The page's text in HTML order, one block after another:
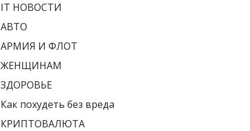
IT НОВОСТИ
АВТО
АРМИЯ И ФЛОТ
ЖЕНЩИНАМ
ЗДОРОВЬЕ
Как похудеть без вреда
КРИПТОВАЛЮТА